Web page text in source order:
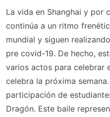
La vida en Shanghai y por
continúa a un ritmo
mundial y siguen
pre covid-19. De hecho,
varios actos para celebrar
celebra la próxima
participación de
Dragón. Este baile